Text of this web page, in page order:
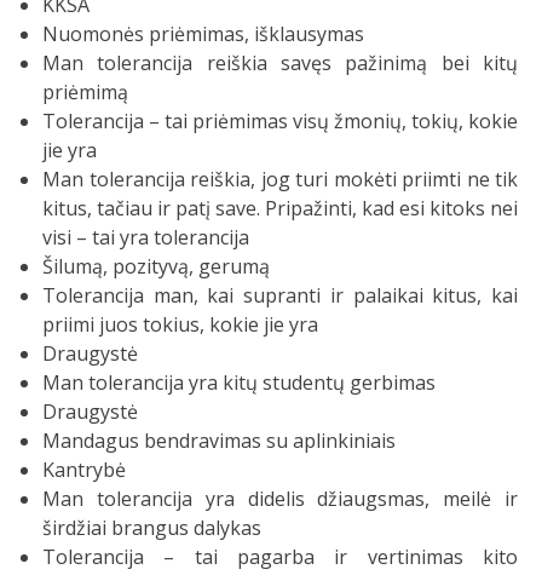
Nuomonės priėmimas, išklausymas
Man tolerancija reiškia savęs pažinimą bei kitų
priėmimą
Tolerancija – tai priėmimas visų žmonių, tokių, kokie
jie yra
Man tolerancija reiškia, jog turi mokėti priimti ne tik
kitus, tačiau ir patį save. Pripažinti, kad esi kitoks nei
visi – tai yra tolerancija
Šilumą, pozityvą, gerumą
Tolerancija man, kai supranti ir palaikai kitus, kai
priimi juos tokius, kokie jie yra
Draugystė
Man tolerancija yra kitų studentų gerbimas
Draugystė
Mandagus bendravimas su aplinkiniais
Kantrybė
Man tolerancija yra didelis džiaugsmas, meilė ir
širdžiai brangus dalykas
Tolerancija – tai pagarba ir vertinimas kito